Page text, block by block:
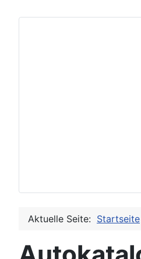
Aktuelle Seite: Startseite